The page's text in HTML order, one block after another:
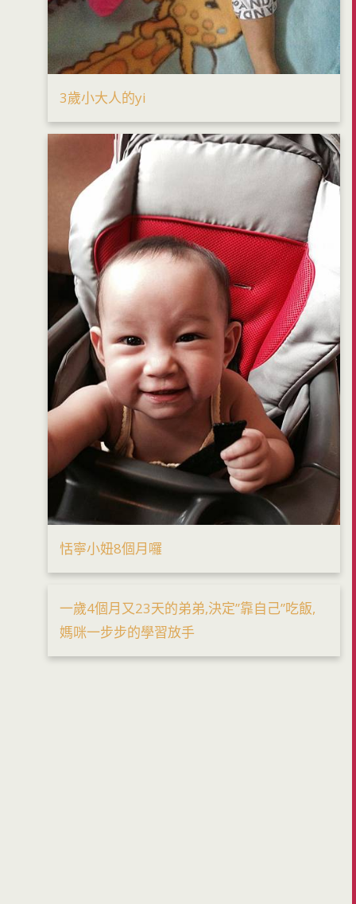
3歲小大人的yi
恬寧小妞8個月囉
一歲4個月又23天的弟弟,決定”靠自己”吃飯,
媽咪一步步的學習放手